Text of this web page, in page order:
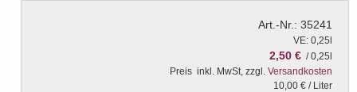
Art.-Nr.: 35241
VE: 0,25l
2,50 € / 0,25l
Preis inkl. MwSt, zzgl. Versandkosten
10,00 € / Liter